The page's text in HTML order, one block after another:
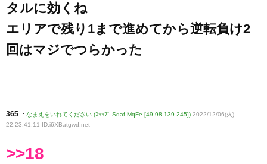
タルに効くね
エリアで残り1まで進めてから逆転負け2
回はマジでつらかった
365 : なまえをいれてください (ｽｯｯﾌﾟ Sdaf-MqFe [49.98.139.245]) 2022/12/06(火)
22:23:41.11 ID:i6XBatgwd .net
>>18